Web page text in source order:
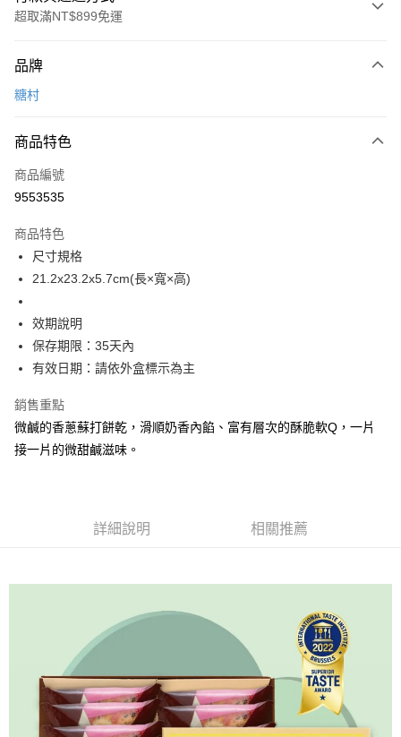
超取滿NT$899免運
信用卡一次付款
Apple Pay
街口支付
Google Pay
全盈+PAY
大哥付你分期
相關說明
【大哥付你分期使用說明】
1.本服務由台灣大哥大提供，台灣大哥大用戶可立即使用無須另外申請。
流程，驗證手機門號後，選擇欲分期的期數、繳款截止日，確認付款後即完
成交易。
3.實際核准額度、可分期數及費用金額請依後續交易確認頁面所載為準。
4.訂單成立30分鐘內，如未前往確認交易或遇審核未通過，訂單將自動取
1.本服務係由「台灣大哥大股份有限公司」（以下簡稱本公司）所提供，讓
用戶於交易時，得透過本服務購買商品或服務，並由商店將買賣／分期付款
買賣價金債權讓與本公司後，依約使用本公司帳單繳交帳款。
2.基於同意付款使用「大哥付你分期」之契約關係目的，商店將以您的個人
資料（包含姓名、電話或地址）提供予台灣大哥大進項蒐集、處理及利用，
由本公司與您本人進行分期帳單所需資料之確認、核對及更正。
3.完整用戶服務條款，請詳閱以下連結：https://oppay.tw/userRule
AFTEE先享後付
【關於「AFTEE先享後付」】
AFTEE先享後付是「在收到商品之後才付款」的支付方式。 讓您購物簡單
１．簡單：不需註冊會員、不需綁卡、不需儲值。
【「AFTEE先享後付」結帳流程】
１．於結帳方式選擇「AFTEE先享後付」後，將跳轉至「AFTEE先享後付」
３．收到繳費通知簡訊後14天內，點擊此簡訊中的連結，可透過四大超商／
※ 請注意：結帳手續完成當下不需立刻繳費，但若您需要取消訂單，請聯絡
購買商品的店家。未經商家同意取消之訂單仍視為有效，需透過AFTEE先享
後付繳納相關費用。
※ 交易是否成功請以「AFTEE先享後付 」之結帳頁面顯示為準，若有關於
是否繳費成功／繳費後需取消欲退款等相關疑問，請聯繫「AFTEE先享後付
客戶支援中心」https://netprotections.freshdesk.com/support/home
【注意事項】
ATM付款
每筆NT$100，滿NT$1,000(含以上)免運費
京站台北店客服中心(1F星巴克旁) 即日起不提供京站紙袋，取件時
請自備購物袋，若需購買紙袋可現場詢問
免運費
品牌
糖村
商品特色
商品編號
9553535
商品特色
尺寸規格
21.2x23.2x5.7cm(長×寬×高)
效期說明
保存期限：35天內
有效日期：請依外盒標示為主
銷售重點
微鹹的香蔥蘇打餅乾，滑順奶香內餡、富有層次的酥脆軟Q，一片
接一片的微甜鹹滋味。
詳細說明 相關推薦